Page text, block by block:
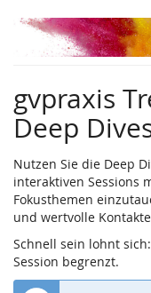
Zum
Haupt-
Inhalt
gvpraxis
Deep
Nutzen Sie die Deep
interaktiven Sessions
Fokusthemen
und wertvolle
Schnell sein lohnt
Session begrenzt.